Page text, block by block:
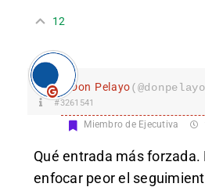
12
Don Pelayo
#3261541
Miembro de Ejecutiva
Qué entrada más forzada.
enfocar peor el